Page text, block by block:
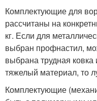
Комплектующие для
рассчитаны на
кг. Если для
выбран профнастил,
выбрана трудная
тяжелый материал, то
Комплектующие